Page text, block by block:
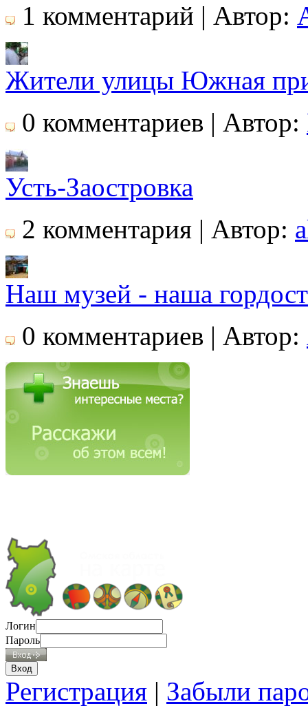
1 комментарий | Автор:
Жители улицы Южная
0 комментариев | Автор:
Усть-Заостровка
2 комментария | Автор:
Наш музей - наша
0 комментариев | Автор:
Логин
Пароль
Регистрация | Забыли